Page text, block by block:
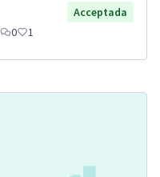
Acceptada
0 1